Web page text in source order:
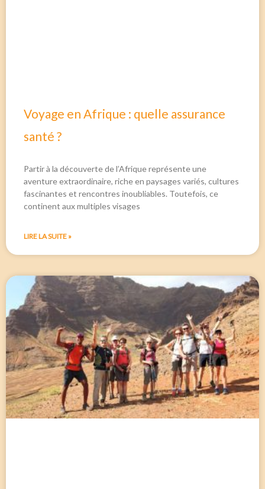
Voyage en Afrique : quelle assurance
santé ?
Partir à la découverte de l’Afrique représente une
aventure extraordinaire, riche en paysages variés, cultures
fascinantes et rencontres inoubliables. Toutefois, ce
continent aux multiples visages
LIRE LA SUITE »